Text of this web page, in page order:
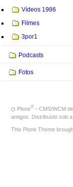
Vídeos 1986
Filmes
3por1
Podcasts
Fotos
O Plone® - CMS/WCM
amigos. Distribuído sob a
This Plone Theme